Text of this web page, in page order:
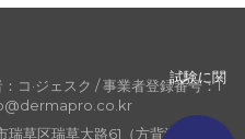
·ジェスク / 事業者登録番号：1
草区瑞草大路61（方背洞ダーマ
試験に関